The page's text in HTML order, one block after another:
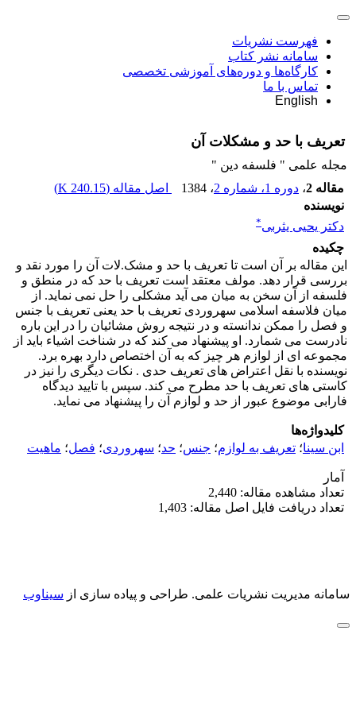
فهرست نشریات
سامانه نشر کتاب
کارگاه‌ها و دوره‌های آموزشی تخصصی
تماس با ما
English
تعریف با حد و مشکلات آن
مجله علمی " فلسفه دین "
مقاله 2
، دوره 1، شماره 2 ، 1384 اصل مقاله (240.15 K
)
نویسنده
دکتر یحیی یثربی*
چکیده
این مقاله بر آن است تا تعریف با حد و مشک.لات آن را مورد نقد و
بررسی قرار دهد. مولف معتقد است تعریف با حد که در منطق و
فلسفه از آن سخن به میان می آید مشکلی را حل نمی نماید. از
میان فلاسفه اسلامی سهروردی تعریف با حد یعنی تعریف با جنس
و فصل را ممکن ندانسته و در نتیجه روش مشائیان را در این باره
نادرست می شمارد. او پیشنهاد می کند که در شناخت اشیاء باید از
مجموعه ای از لوازم هر چیز که به آن اختصاص دارد بهره برد.
نویسنده با نقل اعتراض های تعریف حدی . نکات دیگری را نیز در
کاستی های تعریف با حد مطرح می کند. سپس با تایید دیدگاه
فارابی موضوع عبور از حد و لوازم آن را پیشنهاد می نماید.
کلیدواژه‌ها
ابن سینا؛ تعریف به لوازم؛ جنس؛ حد؛ سهروردی؛ فصل؛ ماهیت
آمار
تعداد مشاهده مقاله: 2,440
تعداد دریافت فایل اصل مقاله: 1,403
سامانه مدیریت نشریات علمی. طراحی و پیاده سازی از سیناوب